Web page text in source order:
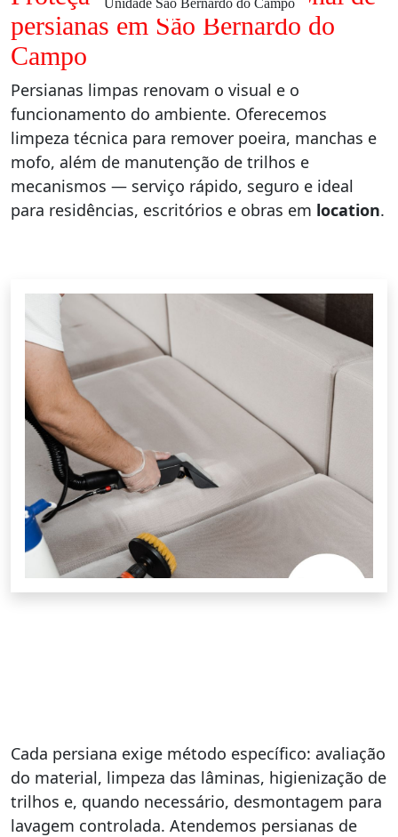
Unidade São Bernardo do Campo
persianas em São Bernardo do
Campo
Persianas limpas renovam o visual e o
funcionamento do ambiente. Oferecemos
limpeza técnica para remover poeira, manchas e
mofo, além de manutenção de trilhos e
mecanismos — serviço rápido, seguro e ideal
para residências, escritórios e obras em location.
Cada persiana exige método específico: avaliação
do material, limpeza das lâminas, higienização de
trilhos e, quando necessário, desmontagem para
lavagem controlada. Atendemos persianas de